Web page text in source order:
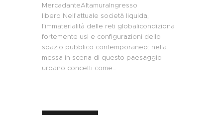
MercadanteAltamuraIngresso
libero Nell’attuale società liquida,
l’immaterialità delle reti globalicondiziona
fortemente usi e configurazioni dello
spazio pubblico contemporaneo: nella
messa in scena di questo paesaggio
urbano concetti come…